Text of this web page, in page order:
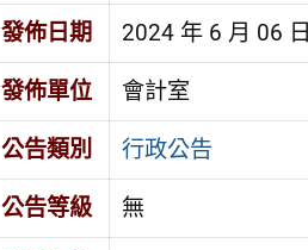
發佈日期 2024 年 6 月 06 日
發佈單位 會計室
公告類別 行政公告
公告等級 無